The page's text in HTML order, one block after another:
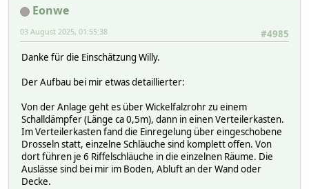
Eonwe
#4985
03 August 2025, 01:55:38
Danke für die Einschätzung Willy.
Der Aufbau bei mir etwas detaillierter:
Von der Anlage geht es über Wickelfalzrohr zu einem
Schalldämpfer (Länge ca 0,5m), dann in einen Verteilerkasten.
Im Verteilerkasten fand die Einregelung über eingeschobene
Drosseln statt, einzelne Schläuche sind komplett offen. Von
dort führen je 6 Riffelschläuche in die einzelnen Räume. Die
Auslässe sind bei mir im Boden, Abluft an der Wand oder
Decke.